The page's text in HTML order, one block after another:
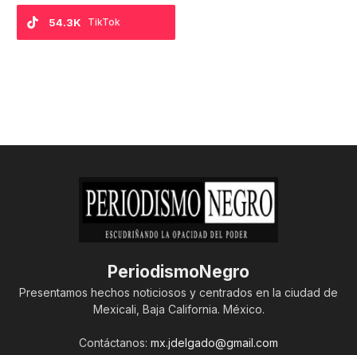
TikTok
54.3K
PeriodismoNegro
Presentamos hechos noticiosos y centrados en la ciudad de
Mexicali, Baja California. México.
Contáctanos: mx.jdelgado@gmail.com